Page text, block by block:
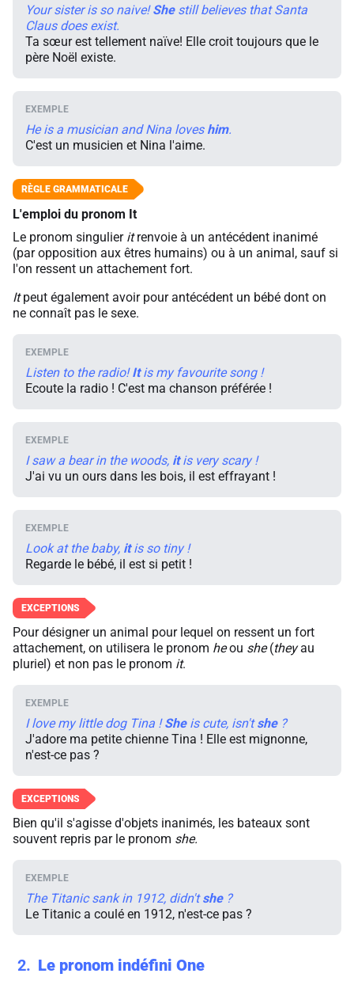
Your sister is so naive!Shestill believes that Santa
Claus does exist.
Ta sœur est tellement naïve! Elle croit toujours que le
père Noël existe.
He is a musician and Nina loves him.
C'est un musicien et Nina l'aime.
L'emploi du pronom It
Le pronom singulier itrenvoie à un antécédent inanimé
(par opposition aux êtres humains) ou à un animal, sauf si
l'on ressent un attachement fort.
Itpeut également avoir pour antécédent un bébé dont on
ne connaît pas le sexe.
Listen to the radio!Itis my favourite song !
Ecoute la radio ! C'est ma chanson préférée !
I saw a bear in the woods, itis very scary !
J'ai vu un ours dans les bois, il est effrayant !
Look at the baby, itis so tiny !
Regarde le bébé, il est si petit !
Pour désigner un animal pour lequel on ressent un fort
attachement, on utilisera le pronom heou she(theyau
pluriel) et non pas le pronom it.
I love my little dog Tina !Sheis cute, isn'tshe?
J'adore ma petite chienne Tina ! Elle est mignonne,
n'est-ce pas ?
Bien qu'il s'agisse d'objets inanimés, les bateaux sont
souvent repris par le pronom she.
The Titanic sank in 1912, didn'tshe?
Le Titanic a coulé en 1912, n'est-ce pas ?
2 Le pronom indéfini One